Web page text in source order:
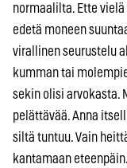
normaalilta. Ette
edetä moneen
virallinen seurustelu
kumman tai
sekin olisi arvokasta.
pelättävää. Anna
siltä tuntuu. Vain
kantamaan